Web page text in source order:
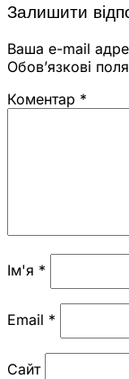
Залишити
Ваша e-mail
Обов’язкові
Коментар *
Ім'я *
Email *
Сайт